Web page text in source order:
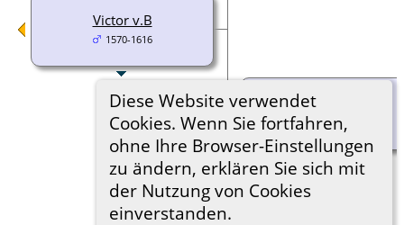
Diese Website verwendet
Cookies. Wenn Sie fortfahren,
ohne Ihre Browser-Einstellungen
zu ändern, erklären Sie sich mit
der Nutzung von Cookies
einverstanden.
Victor v.B
1570-1616
Levke v.B